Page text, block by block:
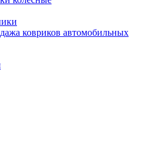
ковриков автомобильных